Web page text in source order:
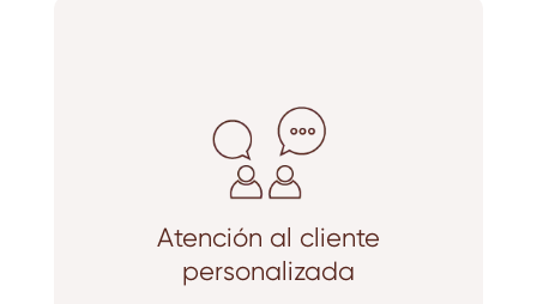
Atención al cliente
personalizada